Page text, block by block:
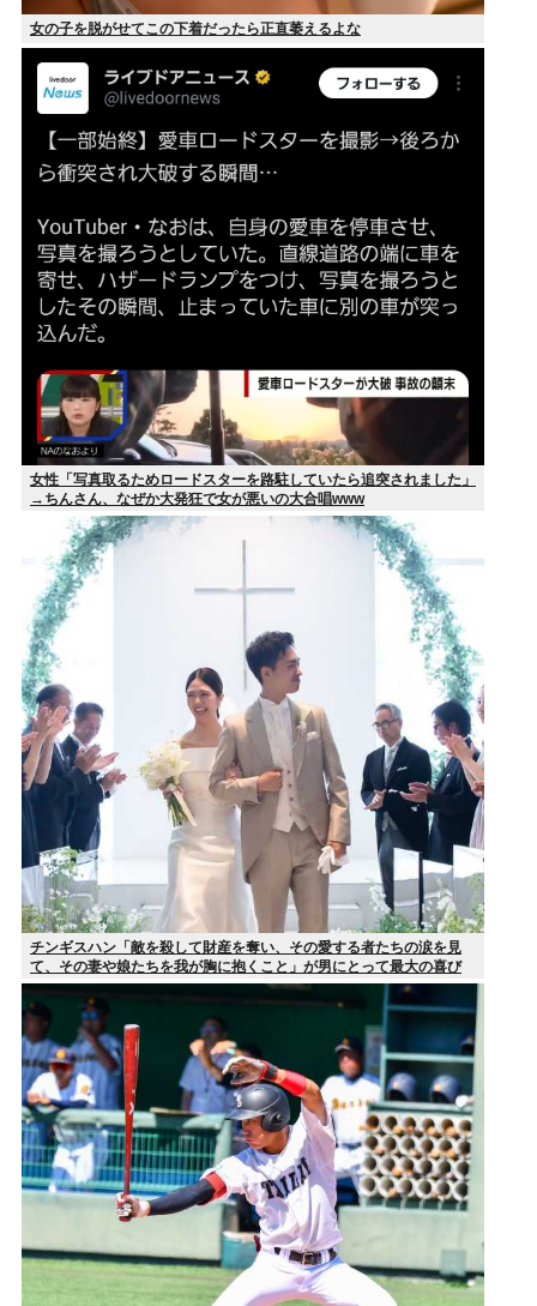
女の子を脱がせてこの下着だったら正直萎えるよな
女性「写真取るためロードスターを路駐していたら追突されました」
→ちんさん、なぜか大発狂で女が悪いの大合唱www
チンギスハン「敵を殺して財産を奪い、その愛する者たちの涙を見
て、その妻や娘たちを我が胸に抱くこと」が男にとって最大の喜び
だ」